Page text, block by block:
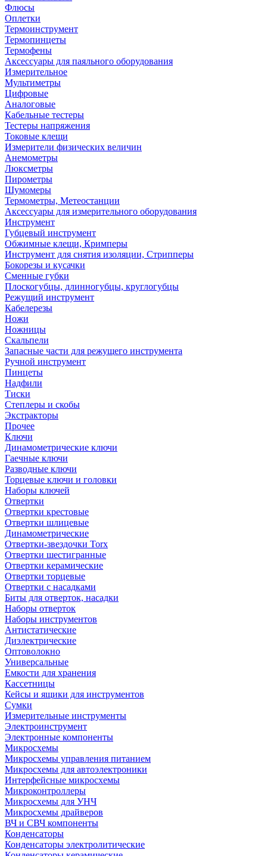
Флюсы
Оплетки
Термоинструмент
Термопинцеты
Термофены
Аксессуары для паяльного оборудования
Измерительное
Мультиметры
Цифровые
Аналоговые
Кабельные тестеры
Тестеры напряжения
Токовые клещи
Измерители физических величин
Анемометры
Люксметры
Пирометры
Шумомеры
Термометры, Метеостанции
Аксессуары для измерительного оборудования
Инструмент
Губцевый инструмент
Обжимные клещи, Кримперы
Инструмент для снятия изоляции, Стрипперы
Бокорезы и кусачки
Сменные губки
Плоскогубцы, длинногубцы, круглогубцы
Режущий инструмент
Кабелерезы
Ножи
Ножницы
Скальпели
Запасные части для режущего инструмента
Ручной инструмент
Пинцеты
Надфили
Тиски
Степлеры и скобы
Экстракторы
Прочее
Ключи
Динамометрические ключи
Гаечные ключи
Разводные ключи
Торцевые ключи и головки
Наборы ключей
Отвертки
Отвертки крестовые
Отвертки шлицевые
Динамометрические
Отвертки-звездочки Torx
Отвертки шестигранные
Отвертки керамические
Отвертки торцевые
Отвертки с насадками
Биты для отверток, насадки
Наборы отверток
Наборы инструментов
Антистатические
Диэлектрические
Оптоволокно
Универсальные
Емкости для хранения
Кассетницы
Кейсы и ящики для инструментов
Сумки
Измерительные инструменты
Электроинструмент
Электронные компоненты
Микросхемы
Микросхемы управления питанием
Микросхемы для автоэлектроники
Интерфейсные микросхемы
Микроконтроллеры
Микросхемы для УНЧ
Микросхемы драйверов
ВЧ и СВЧ компоненты
Конденсаторы
Конденсаторы электролитические